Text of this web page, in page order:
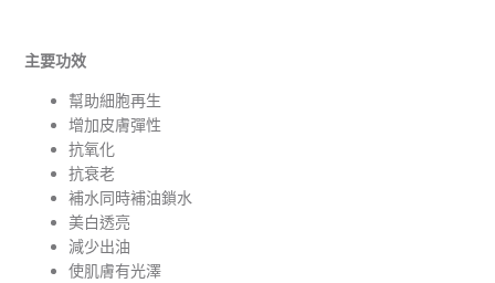
主要功效
幫助細胞再生
增加皮膚彈性
抗氧化
抗衰老
補水同時補油鎖水
美白透亮
減少出油
使肌膚有光澤